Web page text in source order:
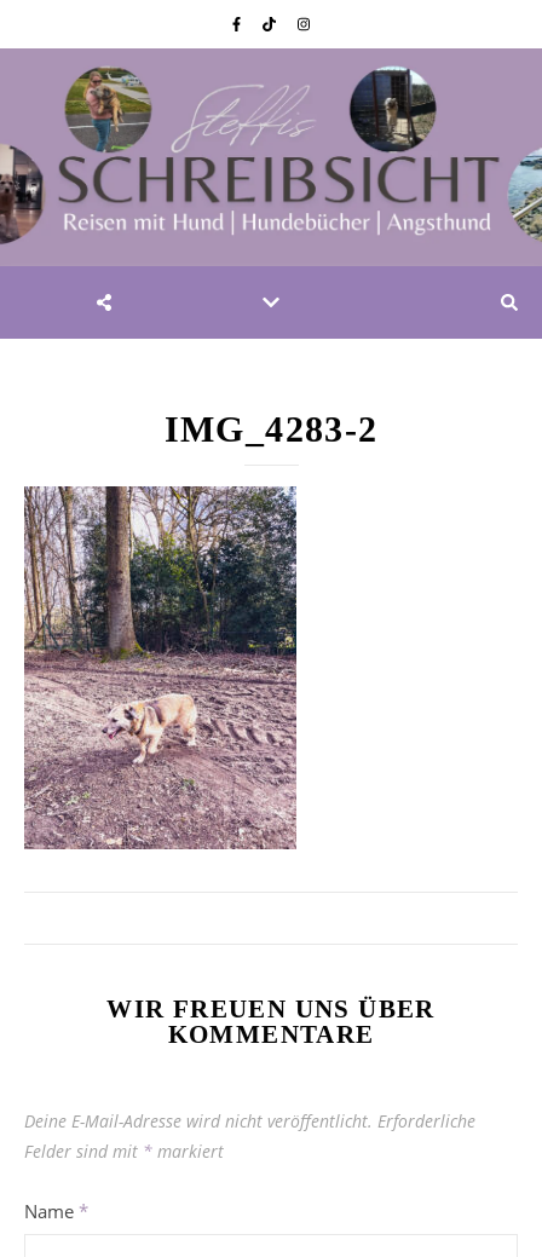
IMG_4283-2
WIR FREUEN UNS ÜBER
KOMMENTARE
Deine E-Mail-Adresse wird nicht veröffentlicht. Erforderliche
Felder sind mit * markiert
Name *